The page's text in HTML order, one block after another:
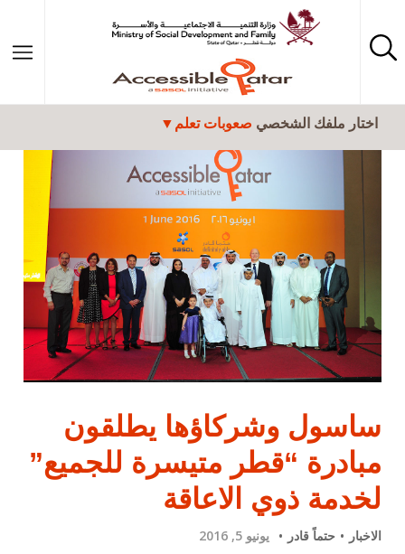
تجاوز إلى المحتوى الرئيسي
اختار ملفك الشخصي صعوبات تعلم
ساسول وشركاؤها يطلقون
مبادرة “قطر متيسرة للجميع”
لخدمة ذوي الاعاقة
الاخبار حتماً قادر يونيو 5, 2016